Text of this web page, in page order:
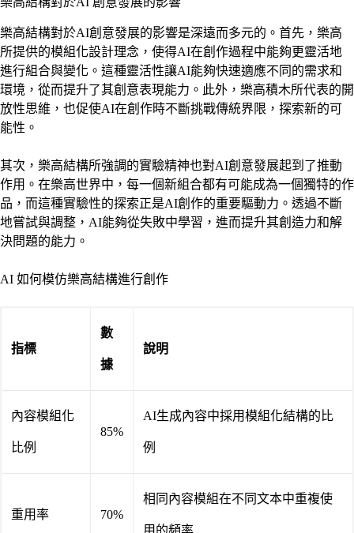
樂高結構對於AI創意發展的影響是深遠而多元的。首先，樂高
所提供的模組化設計理念，使得AI在創作過程中能夠更靈活地
進行組合與變化。這種靈活性讓AI能夠快速適應不同的需求和
環境，從而提升了其創意表現能力。此外，樂高積木所代表的開
放性思維，也促使AI在創作時不斷挑戰傳統界限，探索新的可
能性。
其次，樂高結構所強調的實驗精神也對AI創意發展起到了推動
作用。在樂高世界中，每一個新組合都有可能成為一個獨特的作
品，而這種實驗性的探索正是AI創作的重要驅動力。透過不斷
地嘗試與調整，AI能夠從失敗中學習，進而提升其創造力和解
決問題的能力。
AI 如何模仿樂高結構進行創作
指標
數
據
說明
內容模組化
比例
85%
AI生成內容中採用模組化結構的比
例
重用率 70%
相同內容模組在不同文本中重複使
用的頻率